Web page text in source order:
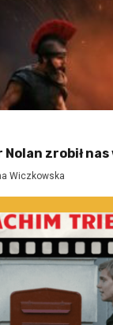
zrobił nas
Wiczkowska